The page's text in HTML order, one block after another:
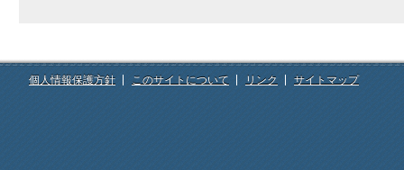
個人情報保護方針 このサイトについて リンク サイトマップ